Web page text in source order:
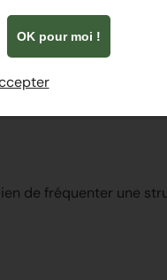
de fréquenter une
OK pour moi !